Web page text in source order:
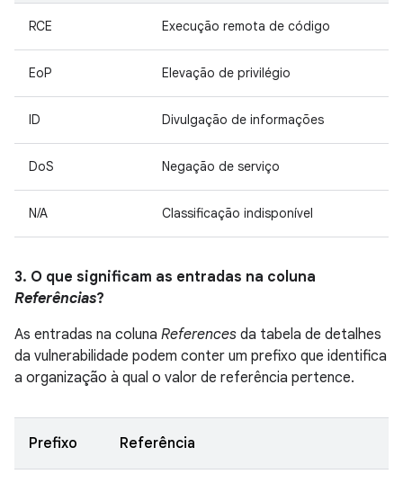
RCE Execução remota de código
EoP Elevação de privilégio
ID Divulgação de informações
DoS Negação de serviço
N/A Classificação indisponível
3. O que significam as entradas na coluna
Referências?
As entradas na coluna References da tabela de detalhes
da vulnerabilidade podem conter um prefixo que identifica
a organização à qual o valor de referência pertence.
Prefixo Referência